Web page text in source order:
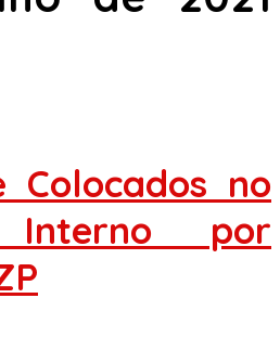
Colocados no
Interno por